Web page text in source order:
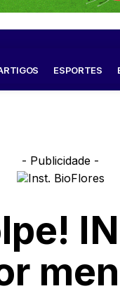
ESPORTES
- Publicidade -